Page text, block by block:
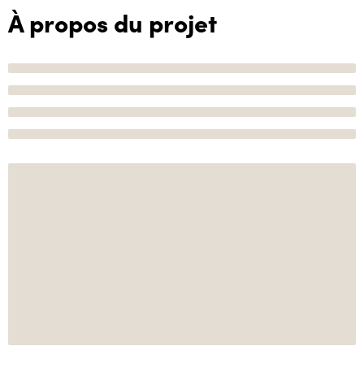
À propos du projet